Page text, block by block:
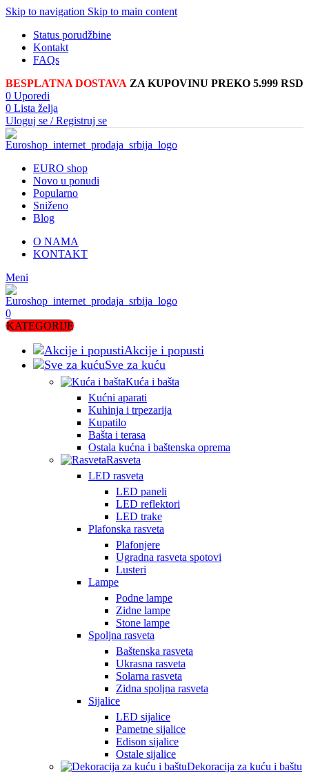
Skip to navigation Skip to main content
Status porudžbine
Kontakt
FAQs
BESPLATNA DOSTAVA ZA KUPOVINU PREKO 5.999 RSD
0 Uporedi
0 Lista želja
Uloguj se / Registruj se
EURO shop
Novo u ponudi
Popularno
Sniženo
Blog
O NAMA
KONTAKT
Meni
0
KATEGORIJE
Akcije i popusti
Sve za kuću
Kuća i bašta
Kućni aparati
Kuhinja i trpezarija
Kupatilo
Bašta i terasa
Ostala kućna i baštenska oprema
Rasveta
LED rasveta
LED paneli
LED reflektori
LED trake
Plafonska rasveta
Plafonjere
Ugradna rasveta spotovi
Lusteri
Lampe
Podne lampe
Zidne lampe
Stone lampe
Spoljna rasveta
Baštenska rasveta
Ukrasna rasveta
Solarna rasveta
Zidna spoljna rasveta
Sijalice
LED sijalice
Pametne sijalice
Edison sijalice
Ostale sijalice
Dekoracija za kuću i baštu